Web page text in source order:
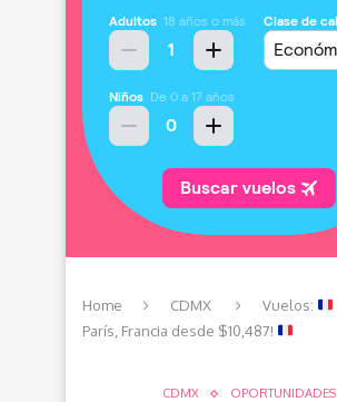
Home CDMX Vuelos:
París, Francia desde $10,487!
CDMX OPORTUNIDADES